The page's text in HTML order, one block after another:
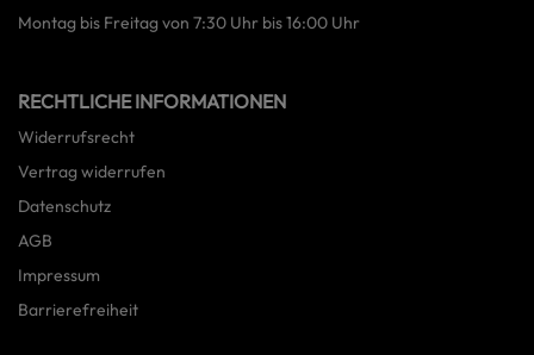
Montag bis Freitag von 7:30 Uhr bis 16:00 Uhr
RECHTLICHE INFORMATIONEN
Widerrufsrecht
Vertrag widerrufen
Datenschutz
AGB
Impressum
Barrierefreiheit